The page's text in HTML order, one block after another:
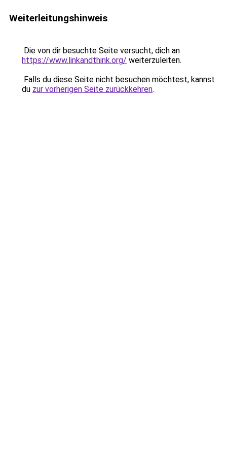
Weiterleitungshinweis
Die von dir besuchte Seite versucht, dich an
https://www.linkandthink.org/ weiterzuleiten.
Falls du diese Seite nicht besuchen möchtest, kannst
du zur vorherigen Seite zurückkehren.